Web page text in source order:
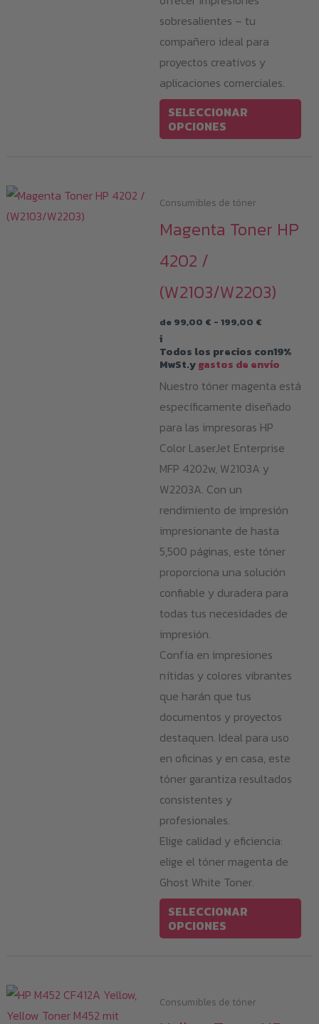
sobresalientes – tu
compañero ideal para
proyectos creativos y
aplicaciones comerciales.
SELECCIONAR
OPCIONES
Consumibles de tóner
Magenta Toner HP
4202 /
(W2103/W2203)
de 99,00 € - 199,00 €
desde
99,00 €
199,00 €
i
Todos los precios con19%
MwSt.ygastos de envío
Nuestro tóner magenta está
específicamente diseñado
para las impresoras HP
Color LaserJet Enterprise
MFP 4202w, W2103A y
W2203A. Con un
rendimiento de impresión
impresionante de hasta
5,500 páginas, este tóner
proporciona una solución
confiable y duradera para
todas tus necesidades de
impresión.
Confía en impresiones
nítidas y colores vibrantes
que harán que tus
documentos y proyectos
destaquen. Ideal para uso
en oficinas y en casa, este
tóner garantiza resultados
consistentes y
profesionales.
Elige calidad y eficiencia:
elige el tóner magenta de
Ghost White Toner.
SELECCIONAR
OPCIONES
Consumibles de tóner